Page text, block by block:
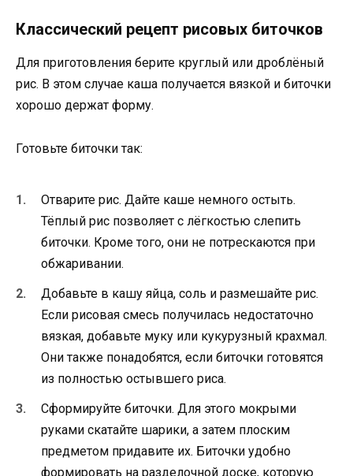
Классический рецепт рисовых биточков
Для приготовления берите круглый или дроблёный
рис. В этом случае каша получается вязкой и биточки
хорошо держат форму.
Готовьте биточки так:
Отварите рис. Дайте каше немного остыть.
Тёплый рис позволяет с лёгкостью слепить
биточки. Кроме того, они не потрескаются при
обжаривании.
Добавьте в кашу яйца, соль и размешайте рис.
Если рисовая смесь получилась недостаточно
вязкая, добавьте муку или кукурузный крахмал.
Они также понадобятся, если биточки готовятся
из полностью остывшего риса.
Сформируйте биточки. Для этого мокрыми
руками скатайте шарики, а затем плоским
предметом придавите их. Биточки удобно
формировать на разделочной доске, которую